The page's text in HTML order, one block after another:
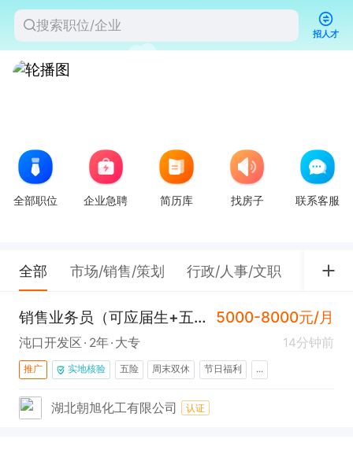
招人才
全部职位 企业急聘 简历库 找房子 联系客服
全部 市场/销售/策划 行政/人事/文职 餐饮/
销售业务员（可应届生+五险+双休+东合中心） 5000-8000元/月
沌口开发区 2年 大专 14分钟前
推广 实地核验 五险 周末双休 节日福利 ...
湖北朝旭化工有限公司 认证